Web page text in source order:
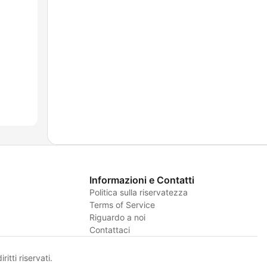
Informazioni e Contatti
Politica sulla riservatezza
Terms of Service
Riguardo a noi
Contattaci
riservati.